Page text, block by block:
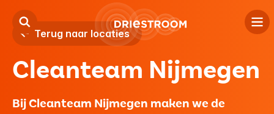
Kind
Jeugd
Terug naar locaties
Cleanteam Nijmegen
Bij Cleanteam Nijmegen maken we de